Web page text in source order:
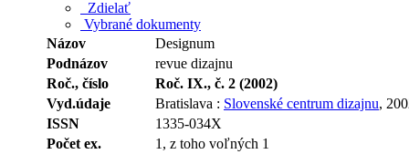
Zdielať
Vybrané dokumenty
Názov
Designum
Podnázov
revue dizajnu
Roč., číslo
Roč. IX., č. 2 (2002)
Vyd.údaje
Bratislava : Slovenské centrum dizajnu,
ISSN
1335-034X
Počet ex.
1, z toho voľných 1